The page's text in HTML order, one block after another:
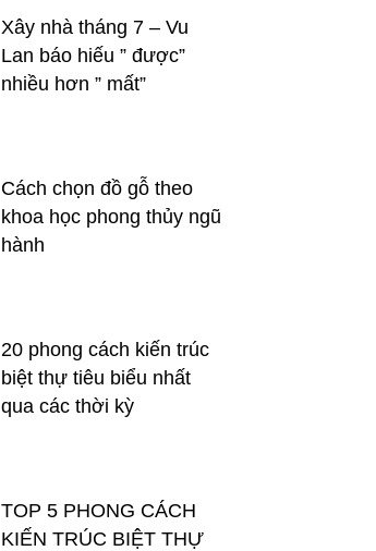
Xây nhà tháng 7 – Vu
Lan báo hiếu ” được”
nhiều hơn ” mất”
Cách chọn đồ gỗ theo
khoa học phong thủy ngũ
hành
20 phong cách kiến trúc
biệt thự tiêu biểu nhất
qua các thời kỳ
TOP 5 PHONG CÁCH
KIẾN TRÚC BIỆT THỰ